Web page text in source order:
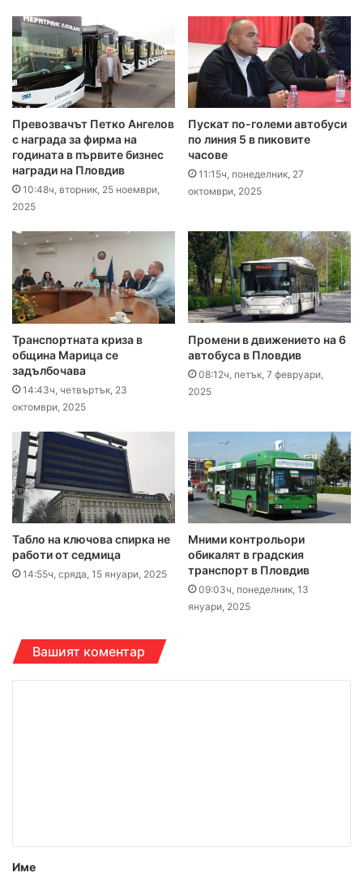
Превозвачът Петко Ангелов
с награда за фирма на
годината в първите бизнес
награди на Пловдив
10:48ч, вторник, 25 ноември,
2025
Пускат по-големи автобуси
по линия 5 в пиковите
часове
11:15ч, понеделник, 27
октомври, 2025
Транспортната криза в
община Марица се
задълбочава
14:43ч, четвъртък, 23
октомври, 2025
Промени в движението на 6
автобуса в Пловдив
08:12ч, петък, 7 февруари,
2025
Табло на ключова спирка не
работи от седмица
14:55ч, сряда, 15 януари, 2025
Мними контрольори
обикалят в градския
транспорт в Пловдив
09:03ч, понеделник, 13
януари, 2025
Вашият коментар
р
Име